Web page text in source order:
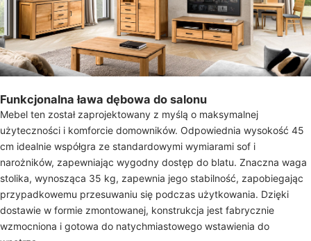
Funkcjonalna ława dębowa do salonu
Mebel ten został zaprojektowany z myślą o maksymalnej
użyteczności i komforcie domowników. Odpowiednia wysokość 45
cm idealnie współgra ze standardowymi wymiarami sof i
narożników, zapewniając wygodny dostęp do blatu. Znaczna waga
stolika, wynosząca 35 kg, zapewnia jego stabilność, zapobiegając
przypadkowemu przesuwaniu się podczas użytkowania. Dzięki
dostawie w formie zmontowanej, konstrukcja jest fabrycznie
wzmocniona i gotowa do natychmiastowego wstawienia do